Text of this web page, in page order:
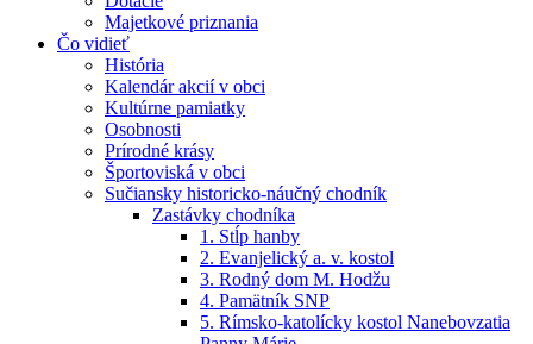
Majetkové priznania
Čo vidieť
História
Kalendár akcií v obci
Kultúrne pamiatky
Osobnosti
Prírodné krásy
Športoviská v obci
Sučiansky historicko-náučný chodník
Zastávky chodníka
1. Stĺp hanby
2. Evanjelický a. v. kostol
3. Rodný dom M. Hodžu
4. Pamätník SNP
5. Rímsko-katolícky kostol Nanebovzatia